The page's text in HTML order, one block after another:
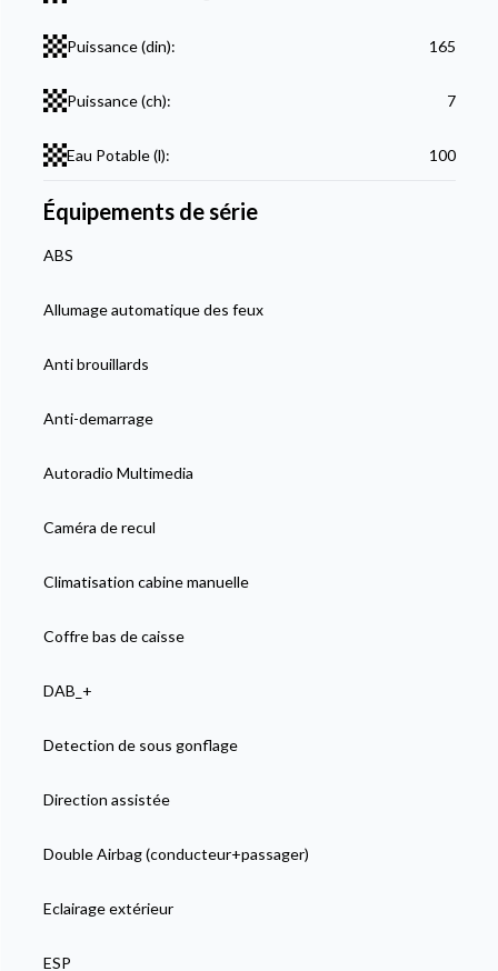
Puissance (din): 165
Puissance (ch): 7
Eau Potable (l): 100
Équipements de série
ABS
Allumage automatique des feux
Anti brouillards
Anti-demarrage
Autoradio Multimedia
Caméra de recul
Climatisation cabine manuelle
Coffre bas de caisse
DAB_+
Detection de sous gonflage
Direction assistée
Double Airbag (conducteur+passager)
Eclairage extérieur
ESP